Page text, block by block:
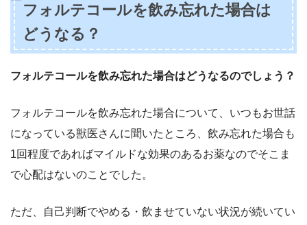
フォルテコールを飲み忘れた場合は
どうなる？
フォルテコールを飲み忘れた場合はどうなるのでしょう？
フォルテコールを飲み忘れた場合について、いつもお世話
になっている獣医さんに聞いたところ、飲み忘れた場合も
1回程度であればマイルドな効果のあるお薬なのでそこま
で心配はないのことでした。
ただ、自己判断でやめる・飲ませていない状況が続いてい